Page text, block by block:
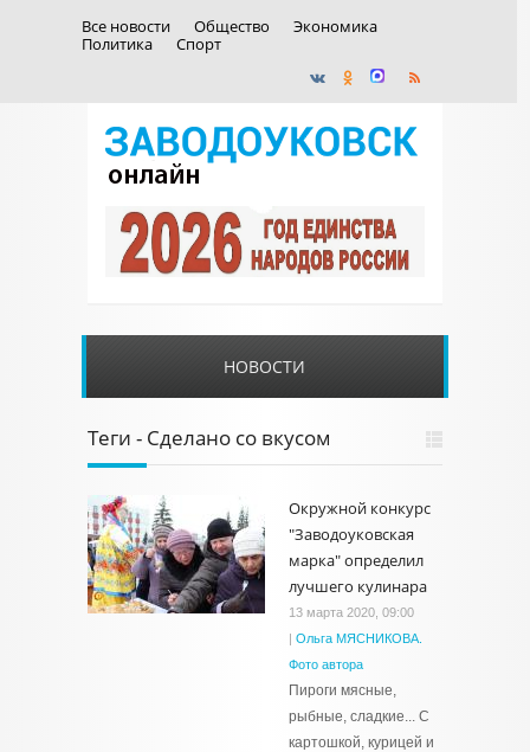
Все новости Общество
Экономика
Политика
Спорт
НОВОСТИ
Теги - Сделано со вкусом
Окружной конкурс
"Заводоуковская
марка" определил
лучшего кулинара
13 марта 2020, 09:00
| Ольга МЯСНИКОВА.
Фото автора
Пироги мясные,
рыбные, сладкие... С
картошкой, курицей и